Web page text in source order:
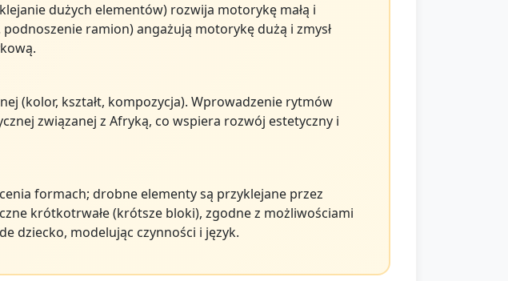
dużych elementów) rozwija motorykę małą i
ramion) angażują motorykę dużą i zmysł
(kolor, kształt, kompozycja). Wprowadzenie rytmów
związanej z Afryką, co wspiera rozwój estetyczny i
formach; drobne elementy są przyklejane przez
krótkotrwałe (krótsze bloki), zgodne z możliwościami
dziecko, modelując czynności i język.